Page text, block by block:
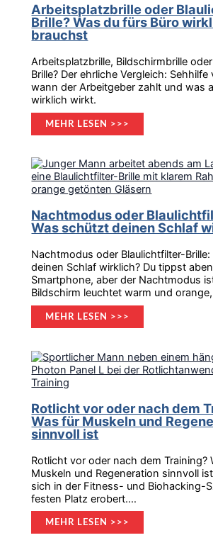
Arbeitsplatzbrille oder
Brille? Was du fürs Büro
brauchst
Arbeitsplatzbrille, Bildschirmbrille
Brille? Der ehrliche Vergleich: Sehhilfe
wann der Arbeitgeber zahlt und was
wirklich wirkt.
MEHR LESEN >>>
Nachtmodus oder
Was schützt deinen Schlaf
Nachtmodus oder Blaulichtfilter-
deinen Schlaf wirklich? Du tippst
Smartphone, aber der Nachtmodus
Bildschirm leuchtet warm und
MEHR LESEN >>>
Rotlicht vor oder nach dem
Was für Muskeln und
sinnvoll ist
Rotlicht vor oder nach dem Training?
Muskeln und Regeneration sinnvoll
sich in der Fitness- und Biohacking-
festen Platz erobert.…
MEHR LESEN >>>